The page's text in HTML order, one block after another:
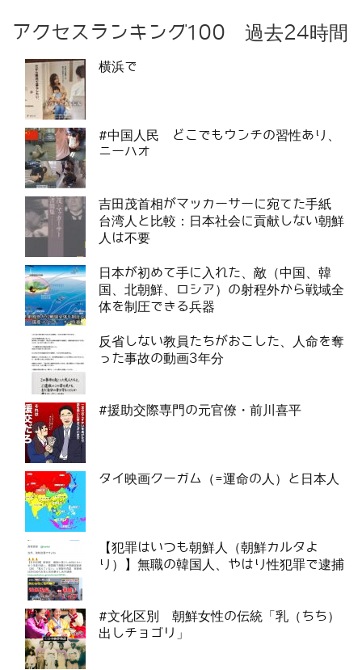
アクセスランキング100 過去24時間
横浜で
#中国人民 どこでもウンチの習性あり、
ニーハオ
吉田茂首相がマッカーサーに宛てた手紙
台湾人と比較：日本社会に貢献しない朝鮮
人は不要
日本が初めて手に入れた、敵（中国、韓
国、北朝鮮、ロシア）の射程外から戦域全
体を制圧できる兵器
反省しない教員たちがおこした、人命を奪
った事故の動画3年分
#援助交際専門の元官僚・前川喜平
タイ映画クーガム（=運命の人）と日本人
【犯罪はいつも朝鮮人（朝鮮カルタよ
り）】無職の韓国人、やはり性犯罪で逮捕
#文化区別 朝鮮女性の伝統「乳（ちち）
出しチョゴリ」